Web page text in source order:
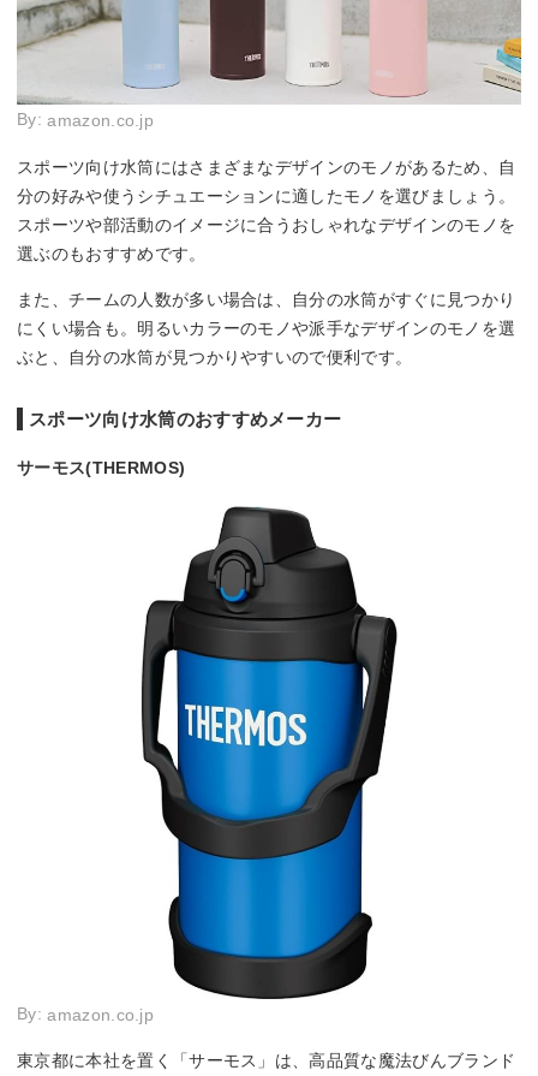
By:amazon.co.jp
スポーツ向け水筒にはさまざまなデザインのモノがあるため、自
分の好みや使うシチュエーションに適したモノを選びましょう。
スポーツや部活動のイメージに合うおしゃれなデザインのモノを
選ぶのもおすすめです。
また、チームの人数が多い場合は、自分の水筒がすぐに見つかり
にくい場合も。明るいカラーのモノや派手なデザインのモノを選
ぶと、自分の水筒が見つかりやすいので便利です。
スポーツ向け水筒のおすすめメーカー
サーモス(THERMOS)
By:amazon.co.jp
東京都に本社を置く「サーモス」は、高品質な魔法びんブランド